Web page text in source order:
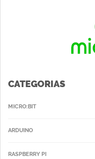
CATEGORIAS
MICRO:BIT
ARDUINO
RASPBERRY PI